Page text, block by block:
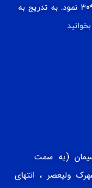
150*70*60 سانتیمتر و با قابلیت تولید بسته های 60*30 نمود. به تدریج به
(به سمت
ولیعصر ، انتهای